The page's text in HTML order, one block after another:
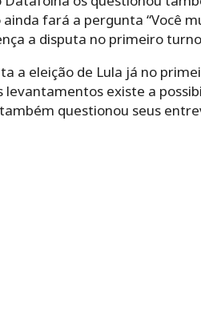
fará a pergunta “Você
a disputa no primeiro
a eleição de Lula já no
existe a
questionou seus